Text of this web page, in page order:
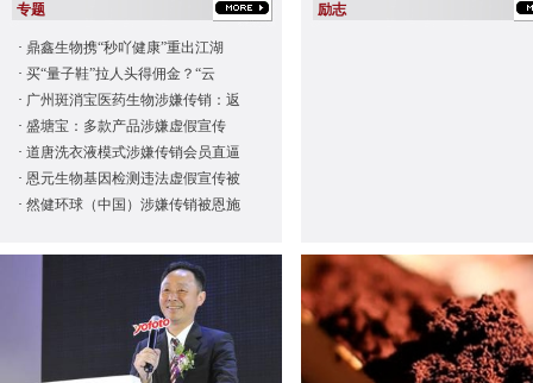
专题
· 鼎鑫生物携“秒吖健康”重出江湖
· 买“量子鞋”拉人头得佣金？“云
· 广州斑消宝医药生物涉嫌传销：返
· 盛塘宝：多款产品涉嫌虚假宣传
· 道唐洗衣液模式涉嫌传销会员直逼
· 恩元生物基因检测违法虚假宣传被
· 然健环球（中国）涉嫌传销被恩施
励志